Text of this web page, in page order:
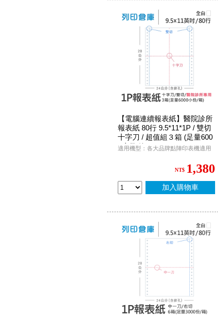
【電腦連續報表紙】醫院診所
報表紙 80行 9.5*11*1P / 雙切
十字刀 / 超值組３箱 (足量600
0小份/箱)
適用機型：各大品牌點陣印表機適用
NT$ 1,380
加入購物車